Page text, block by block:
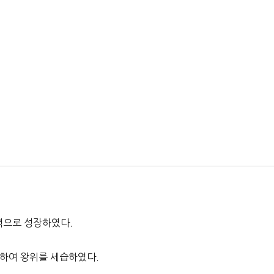
로 성장하였다.
여 왕위를 세습하였다.